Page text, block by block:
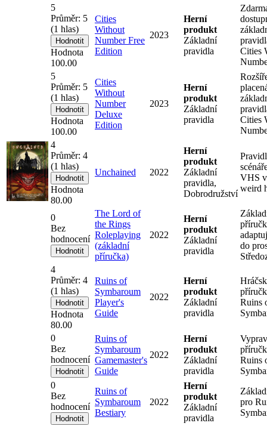
5
Průměr: 5
(1 hlas)
Hodnota
100.00
Cities
Without
Number Free
Edition
2023
Herní
produkt
Základní
pravidla
Cities
5
Průměr: 5
(1 hlas)
Hodnota
100.00
Cities
Without
Number
Deluxe
Edition
2023
Herní
produkt
Základní
pravidla
Cities
4
Průměr: 4
(1 hlas)
Hodnota
80.00
Unchained 2022
Herní
produkt
Základní
pravidla,
Dobrodružství
VHS
weird
0
Bez
hodnocení
The Lord of
the Rings
Roleplaying
(základní
příručka)
2022
Herní
produkt
Základní
pravidla
do
4
Průměr: 4
(1 hlas)
Hodnota
80.00
Ruins of
Symbaroum
Player's
Guide
2022
Herní
produkt
Základní
pravidla
Ruins
0
Bez
hodnocení
Ruins of
Symbaroum
Gamemaster's
Guide
2022
Herní
produkt
Základní
pravidla
Ruins
0
Bez
hodnocení
Ruins of
Symbaroum
Bestiary
2022
Herní
produkt
Základní
pravidla
pro